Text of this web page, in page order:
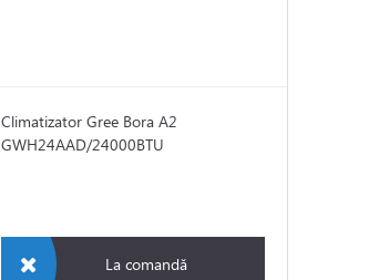
Climatizator Gree Bora A2
GWH24AAD/24000BTU
La comandă